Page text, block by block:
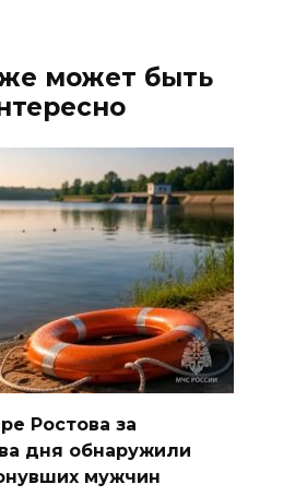
может быть
Ростова за
дня обнаружили
мужчин